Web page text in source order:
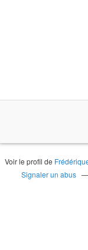
Voir le profil de
Signaler un abus